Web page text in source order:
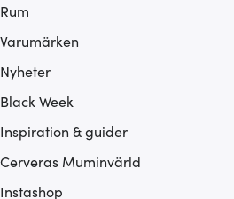
Rum
Varumärken
Nyheter
Black Week
Inspiration & guider
Cerveras Muminvärld
Instashop